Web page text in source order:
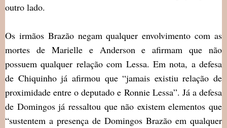
outro lado.
Os irmãos Brazão negam qualquer envolvimento com as
mortes de Marielle e Anderson e afirmam que não
possuem qualquer relação com Lessa. Em nota, a defesa
de Chiquinho já afirmou que “jamais existiu relação de
proximidade entre o deputado e Ronnie Lessa”. Já a defesa
de Domingos já ressaltou que não existem elementos que
“sustentem a presença de Domingos Brazão em qualquer